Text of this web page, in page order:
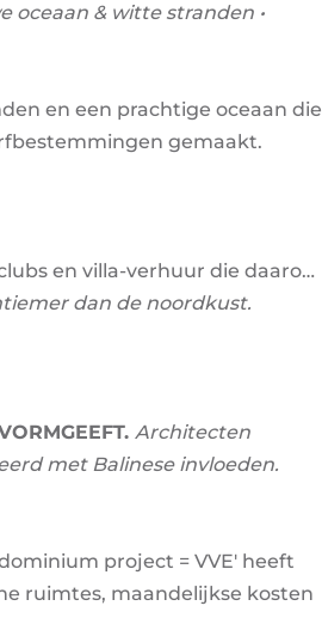
oceaan & witte stranden •
en een prachtige oceaan die
gemaakt.
en villa-verhuur die daarop
dan de noordkust.
Architecten
met Balinese invloeden.
project = VVE' heeft
ruimtes, maandelijkse kosten